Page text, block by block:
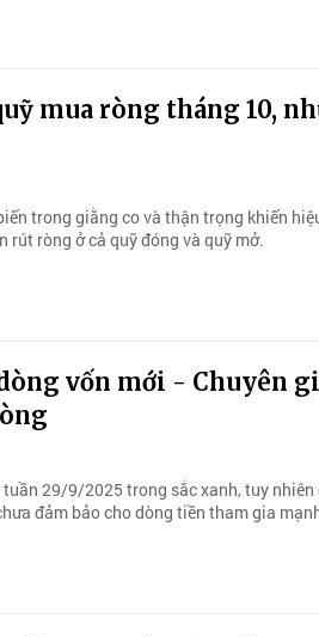
mua ròng tháng 10,
trong giằng co và thận trọng khiến
rút ròng ở cả quỹ đóng và quỹ mở.
vốn mới - Chuyên
29/9/2025 trong sắc xanh, tuy nhiên
đảm bảo cho dòng tiền tham gia